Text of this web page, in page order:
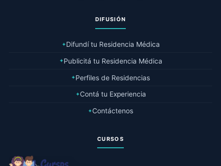
DIFUSIÓN
✦Difundí tu Residencia Médica
✦Publicitá tu Residencia Médica
✦Perfiles de Residencias
✦Contá tu Experiencia
✦Contáctenos
CURSOS